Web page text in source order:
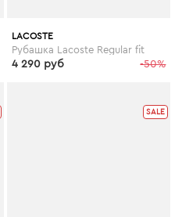
LACOSTE
Рубашка Lacoste Regular fit
-50%
4 290 руб
SALE